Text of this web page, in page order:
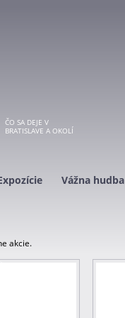
ČO SA DEJE V
BRATISLAVE A OKOLÍ
Vážna hudba
akcie.